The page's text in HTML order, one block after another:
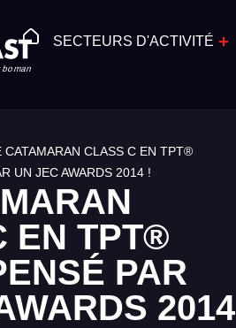
SECTEURS D'ACTIVITÉ
CATAMARAN CLASS C EN TPT®
UN JEC AWARDS 2014 !
EN TPT®
PAR
2014